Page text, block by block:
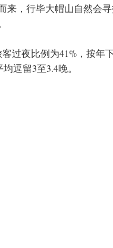
来，行毕大帽山自然会
过夜比例为41%，按年
逗留3至3.4晚。